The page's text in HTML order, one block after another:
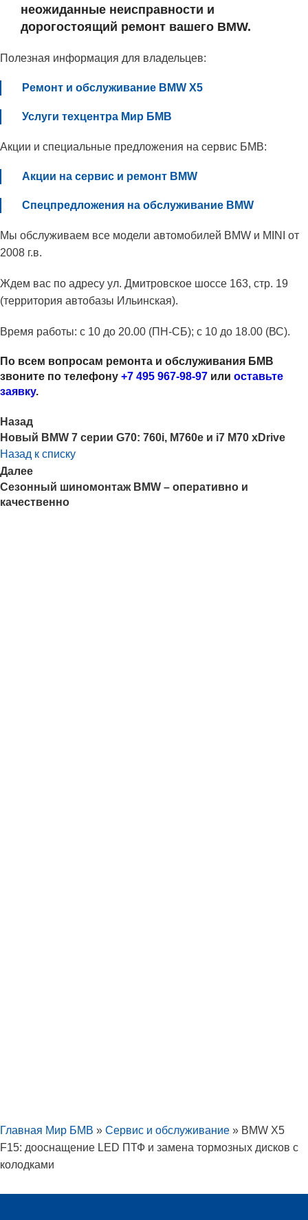
неожиданные неисправности и
дорогостоящий ремонт вашего BMW.
Полезная информация для владельцев:
Ремонт и обслуживание BMW X5
Услуги техцентра Мир БМВ
Акции и специальные предложения на сервис БМВ:
Акции на сервис и ремонт BMW
Спецпредложения на обслуживание BMW
Мы обслуживаем все модели автомобилей BMW и MINI от
2008 г.в.
Ждем вас по адресу ул. Дмитровское шоссе 163, стр. 19
(территория автобазы Ильинская).
Время работы: с 10 до 20.00 (ПН-СБ); с 10 до 18.00 (ВС).
По всем вопросам ремонта и обслуживания БМВ
звоните по телефону +7 495 967-98-97 или оставьте
заявку.
Назад
Новый BMW 7 серии G70: 760i, M760e и i7 M70 xDrive
Назад к списку
Далее
Сезонный шиномонтаж BMW – оперативно и
качественно
Главная Мир БМВ » Сервис и обслуживание » BMW X5
F15: дооснащение LED ПТФ и замена тормозных дисков с
колодками